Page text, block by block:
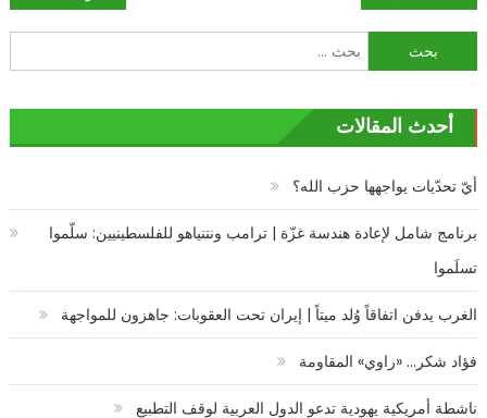
المقالات البحث
عن:
أحدث المقالات
أيّ تحدّيات يواجهها حزب الله؟
برنامج شامل لإعادة هندسة غزّة | ترامب ونتنياهو للفلسطينيين: سلّموا
تسلَموا
الغرب يدفن اتفاقاً وُلد ميتاً | إيران تحت العقوبات: جاهزون للمواجهة
فؤاد شكر… «راوي» المقاومة
ناشطة أمريكية يهودية تدعو الدول العربية لوقف التطبيع